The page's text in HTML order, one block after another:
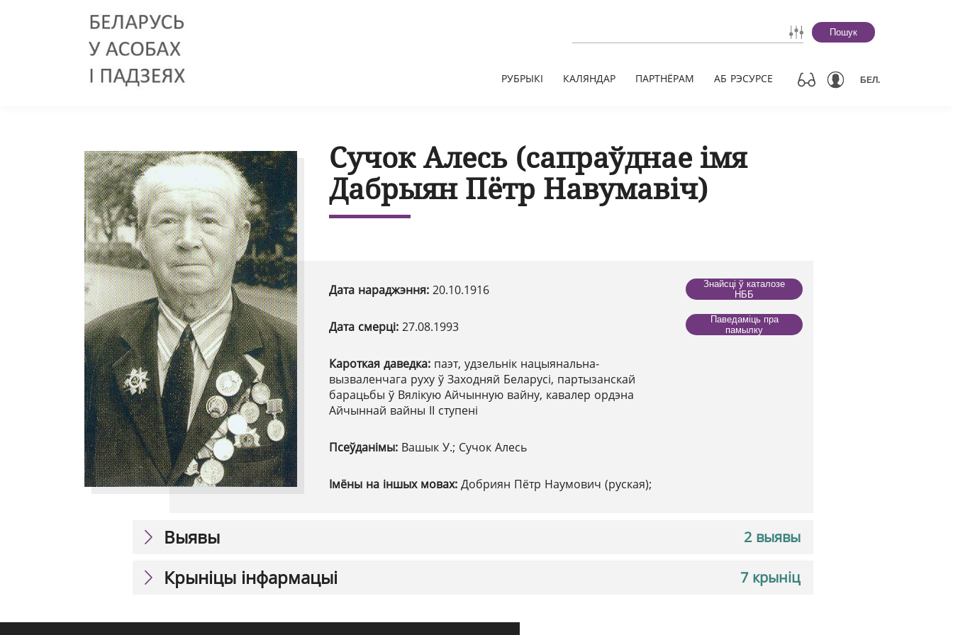
Пошук
РУБРЫКІ КАЛЯНДАР ПАРТНЁРАМ АБ РЭСУРСЕ БЕЛ.
Сучок Алесь (сапраўднае імя
Дабрыян Пётр Навумавіч)
Дата нараджэння: 20.10.1916
Дата смерці: 27.08.1993
Кароткая даведка: паэт, удзельнік нацыянальна-
вызваленчага руху ў Заходняй Беларусі, партызанскай
барацьбы ў Вялікую Айчынную вайну, кавалер ордэна
Айчыннай вайны ІІ ступені
Псеўданімы: Вашык У.; Сучок Алесь
Імёны на іншых мовах: Добриян Пётр Наумович (руская);
Знайсці ў каталозе
НББ
Паведаміць пра
памылку
2 выявы
Выявы
7 крыніц
Крыніцы інфармацыі